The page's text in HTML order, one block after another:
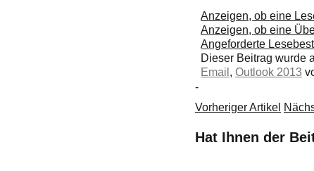
Anzeigen, ob eine
Anzeigen, ob eine
Angeforderte
Dieser Beitrag wurde
Email ,Outlook 2013
-
Vorheriger Artikel
Hat Ihnen der